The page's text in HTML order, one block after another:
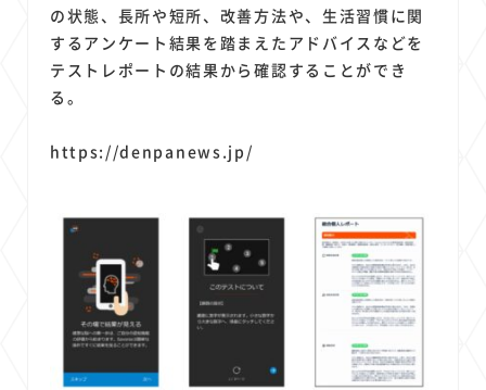
の状態、長所や短所、改善方法や、生活習慣に関
するアンケート結果を踏まえたアドバイスなどを
テストレポートの結果から確認することができ
る。
https://denpanews.jp/